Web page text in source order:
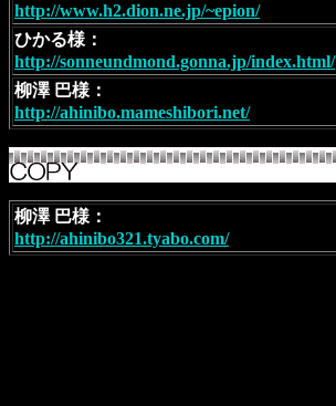
http://www.h2.dion.ne.jp/~epion/
ひかる様：
http://sonneundmond.gonna.jp/index.html/
柳澤 巴様：
http://ahinibo.mameshibori.net/
柳澤 巴様：
http://ahinibo321.tyabo.com/